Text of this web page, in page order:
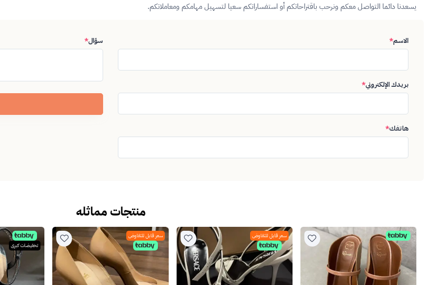
يسعدنا دائما التواصل معكم ونرحب باقتراحاتكم أو استفساراتكم سعيا لتسهيل مهامكم ومعاملاتكم.
الاسم*
بريدك الإلكتروني*
هاتفك*
سؤال*
منتجات مماثله
سعر قابل للتفاوض سعر قابل للتفاوض
تخفيضات كبرى